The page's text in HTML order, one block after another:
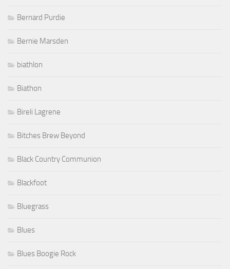
Bernard Purdie
Bernie Marsden
biathlon
Biathon
Bireli Lagrene
Bitches Brew Beyond
Black Country Communion
Blackfoot
Bluegrass
Blues
Blues Boogie Rock